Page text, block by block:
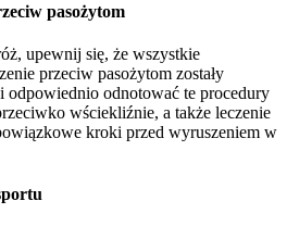
pasożytom
upewnij się, że wszystkie
przeciw pasożytom zostały
odpowiednio odnotować te procedury
wściekliźnie, a także leczenie
kroki przed wyruszeniem w